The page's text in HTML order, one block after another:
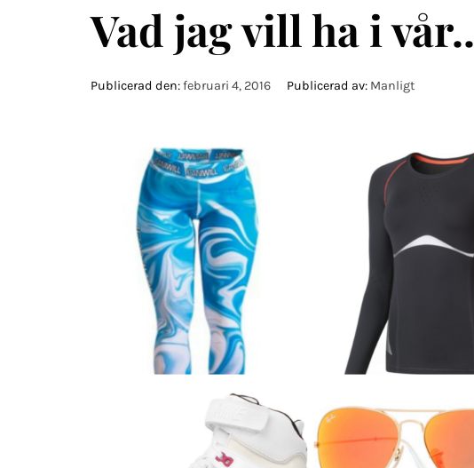
Vad jag vill ha i vår..
Publicerad den:februari 4, 2016 Publicerad av: Manligt